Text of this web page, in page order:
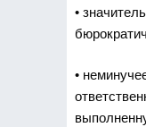
•
•